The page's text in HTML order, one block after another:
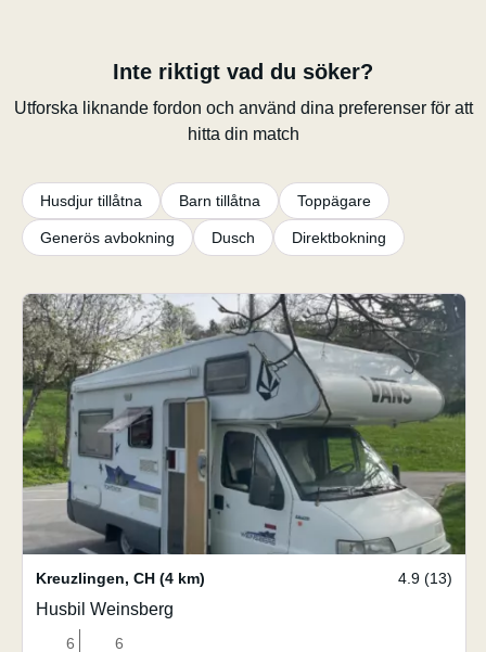
Inte riktigt vad du söker?
Utforska liknande fordon och använd dina preferenser för att
hitta din match
Husdjur tillåtna Barn tillåtna Toppägare
Generös avbokning Dusch Direktbokning
Kreuzlingen, CH (4 km) 4.9 (13)
Husbil Weinsberg
6 6